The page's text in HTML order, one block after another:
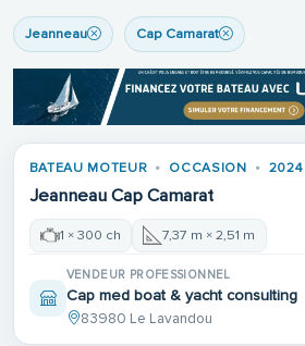
Jeanneau Cap Camarat
BATEAU MOTEUR OCCASION 2024
Jeanneau Cap Camarat
1 × 300 ch 7,37 m × 2,51 m
VENDEUR PROFESSIONNEL
Cap med boat & yacht consulting
83980 Le Lavandou